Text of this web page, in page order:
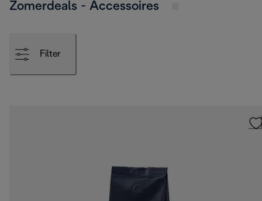
Zomerdeals - Accessoires
Filter